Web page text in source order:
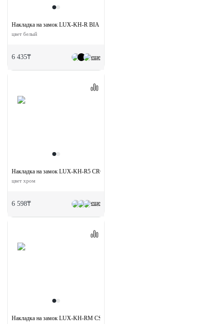
еще
Накладка на замок LUX-KH-R BIA круглая под евроцилиндр
цвет белый
6 435₸
еще
Накладка на замок LUX-KH-R5 CRO круглая под евроцилиндр
цвет хром
6 598₸